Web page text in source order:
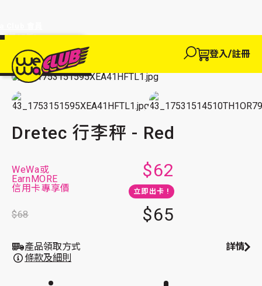
單95折!
輸入優惠
即
達95折!
登入/註冊
We買 We玩 We賺
探索
WeWa
卡
主頁 We 買 旅遊必備
Dretec 行李秤 - Red
Dretec 行李秤 - Red
WeWa或
EarnMORE
信用卡專享價
$62
立即出卡 !
$68 $65
產品領取方式 詳情
條款及細則